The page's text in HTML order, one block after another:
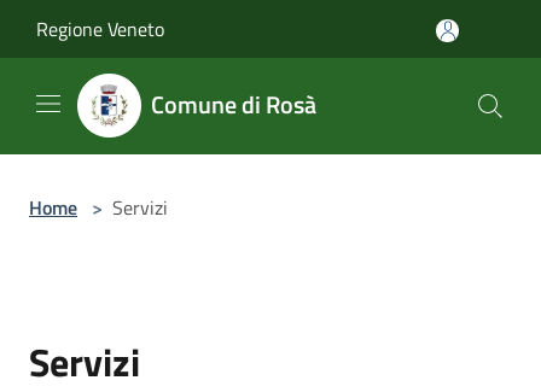
Regione Veneto
Comune di Rosà
Home > Servizi
Servizi